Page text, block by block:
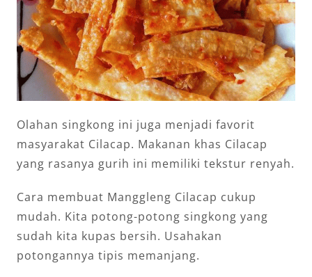
Olahan singkong ini juga menjadi favorit
masyarakat Cilacap. Makanan khas Cilacap
yang rasanya gurih ini memiliki tekstur renyah.
Cara membuat Manggleng Cilacap cukup
mudah. Kita potong-potong singkong yang
sudah kita kupas bersih. Usahakan
potongannya tipis memanjang.